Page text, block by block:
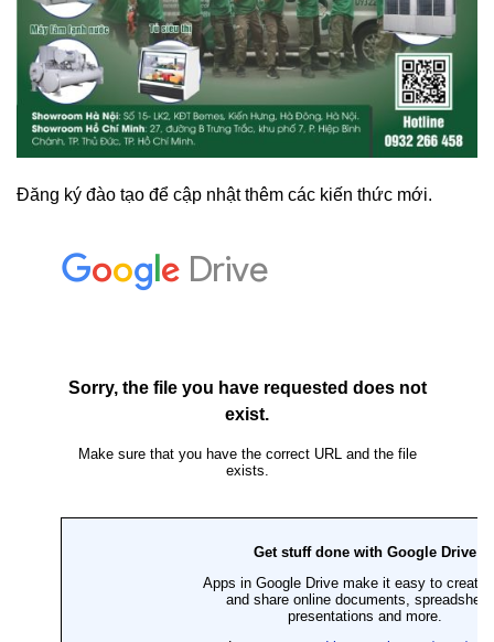
Đăng ký đào tạo để cập nhật thêm các kiến thức mới.